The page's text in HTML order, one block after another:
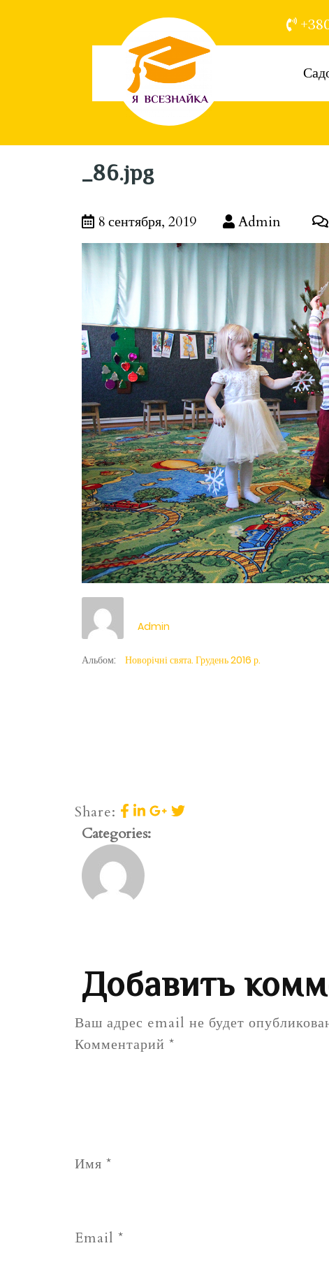
_86.jpg
8 сентября, 2019 Admin
Admin
Альбом: Новорічні свята. Грудень 2016 р.
Share:
Categories:
Добавить
Ваш адрес email не будет
Комментарий *
Имя *
Email *